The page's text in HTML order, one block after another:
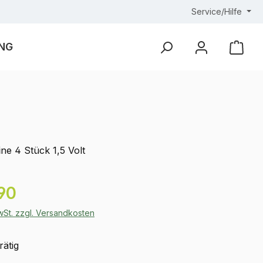
Service/Hilfe
4 Stück 1,5 Volt
zzgl. Versandkosten